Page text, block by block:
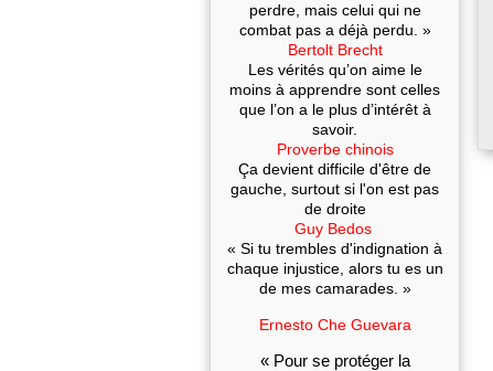
perdre, mais celui qui ne
combat pas a déjà perdu. »
Bertolt Brecht
Les vérités qu’on aime le
moins à apprendre sont celles
que l’on a le plus d’intérêt à
savoir.
Proverbe chinois
Ça devient difficile d'être de
gauche, surtout si l'on est pas
de droite
Guy Bedos
« Si tu trembles d'indignation à
chaque injustice, alors tu es un
de mes camarades. »
Ernesto Che Guevara
« Pour se protéger la